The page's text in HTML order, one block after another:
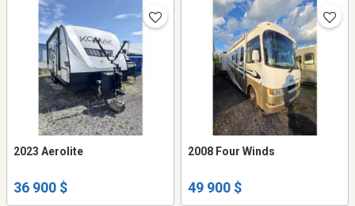
2023 Aerolite
36 900 $
2008 Four Winds
49 900 $